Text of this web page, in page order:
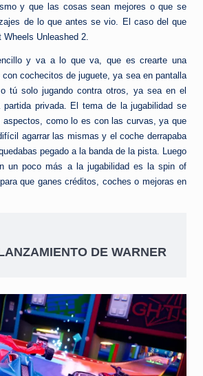
y que las cosas sean mejores o que se
de lo que antes se vio. El caso del que
Unleashed 2.
y va a lo que va, que es crearte una
cochecitos de juguete, ya sea en pantalla
tú solo jugando contra otros, ya sea en el
privada. El tema de la jugabilidad se
aspectos, como lo es con las curvas, ya que
agarrar las mismas y el coche derrapaba
pegado a la banda de la pista. Luego
un poco más a la jugabilidad es la spin of
que ganes créditos, coches o mejoras en
DE WARNER